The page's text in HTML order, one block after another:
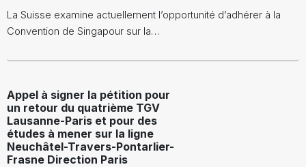
La Suisse examine actuellement l’opportunité d’adhérer à la
Convention de Singapour sur la…
Appel à signer la pétition pour
un retour du quatrième TGV
Lausanne-Paris et pour des
études à mener sur la ligne
Neuchâtel-Travers-Pontarlier-
Frasne Direction Paris